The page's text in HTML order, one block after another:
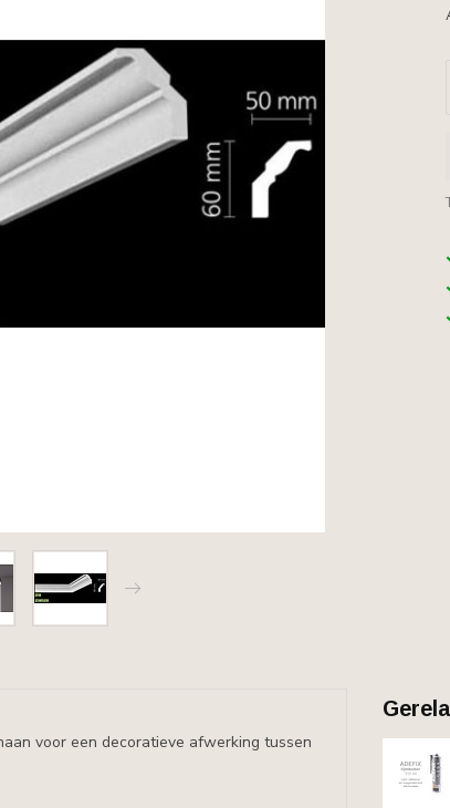
voor een decoratieve afwerking tussen